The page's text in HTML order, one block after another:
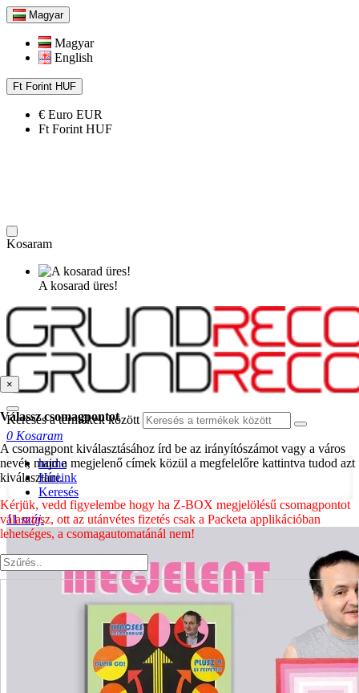
Magyar
Magyar
English
Ft Forint HUF
€ Euro EUR
Ft Forint HUF
Kosaram
A kosarad üres!
Keresés a termékek között
0 Kosaram
home
Híreink
Keresés
11máj.
×
Válassz csomagpontot
A csomagpont kiválasztásához írd be az irányítószámot vagy a város
nevét, majd a megjelenő címek közül a megfelelőre kattintva tudod azt
kiválasztani.
Kérjük, vedd figyelembe hogy ha Z-BOX megjelölésű csomagpontot
választasz, ott az utánvétes fizetés csak a Packeta applikációban
lehetséges, a csomagautomatánál nem!